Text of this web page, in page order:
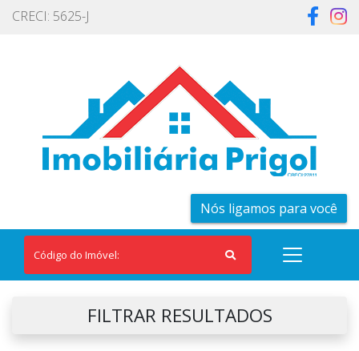
CRECI: 5625-J
Nós ligamos para você
FILTRAR RESULTADOS